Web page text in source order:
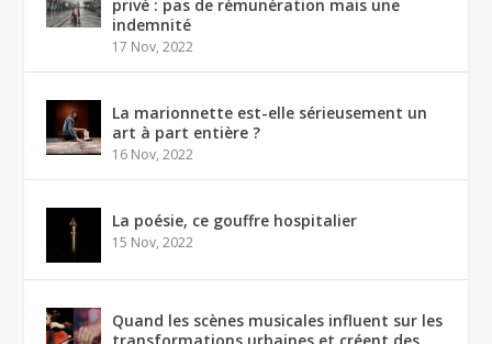
privé : pas de rémunération mais une
indemnité
17 Nov, 2022
La marionnette est-elle sérieusement un
art à part entière ?
16 Nov, 2022
La poésie, ce gouffre hospitalier
15 Nov, 2022
Quand les scènes musicales influent sur les